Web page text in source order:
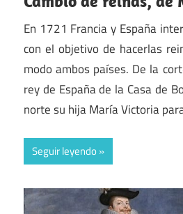
En 1721 Francia y España
con el objetivo de hacerlas
modo ambos países. De la
rey de España de la Casa de
norte su hija María Victoria
Seguir leyendo